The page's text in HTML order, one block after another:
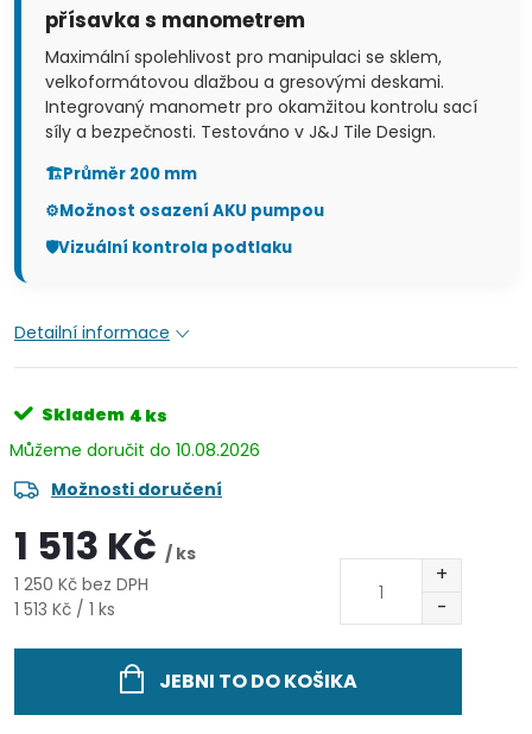
přísavka s manometrem
Maximální spolehlivost pro manipulaci se sklem,
velkoformátovou dlažbou a gresovými deskami.
Integrovaný manometr pro okamžitou kontrolu sací
síly a bezpečnosti. Testováno v J&J Tile Design.
🏗️Průměr 200 mm
⚙️Možnost osazení AKU pumpou
🛡️Vizuální kontrola podtlaku
Detailní informace
Skladem 4 ks
10.08.2026
Možnosti doručení
1 513 Kč / ks
1 250 Kč bez DPH
Měrná
1 513 Kč / 1 ks
JEBNI TO DO KOŠIKA